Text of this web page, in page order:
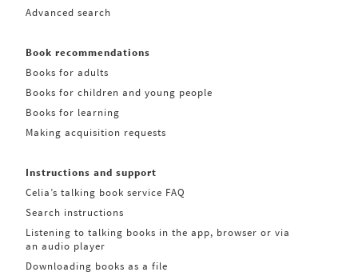
Advanced search
Book recommendations
Books for adults
Books for children and young people
Books for learning
Making acquisition requests
Instructions and support
Celia’s talking book service FAQ
Search instructions
Listening to talking books in the app, browser or via
an audio player
Downloading books as a file